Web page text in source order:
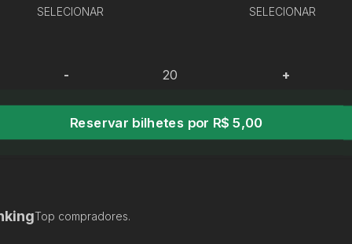
SELECIONAR SELECIONAR
- +
Reservar bilhetes por R$ 5,00
Top compradores.